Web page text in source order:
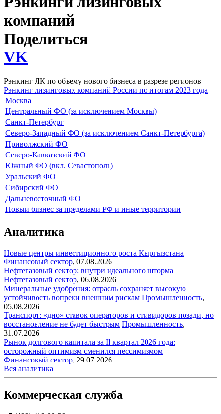
компаний
Поделиться
VK
Рэнкинг ЛК по объему нового бизнеса в разрезе регионов
Рэнкинг лизинговых компаний России по итогам 2023 года
Москва
Центральный ФО (за исключением Москвы)
Санкт-Петербург
Северо-Западный ФО (за исключением Санкт-Петербурга)
Приволжский ФО
Северо-Кавказский ФО
Южный ФО (вкл. Севастополь)
Уральский ФО
Сибирский ФО
Дальневосточный ФО
Новый бизнес за пределами РФ и иные территории
Аналитика
Новые центры инвестиционного роста Кыргызстана
Финансовый сектор, 07.08.2026
Нефтегазовый сектор: внутри идеального шторма
Нефтегазовый сектор, 06.08.2026
Минеральные удобрения: отрасль сохраняет высокую
устойчивость вопреки внешним рискам Промышленность,
05.08.2026
Транспорт: «дно» ставок операторов и стивидоров позади, но
восстановление не будет быстрым Промышленность,
31.07.2026
Рынок долгового капитала за II квартал 2026 года:
осторожный оптимизм сменился пессимизмом
Финансовый сектор, 29.07.2026
Вся аналитика
Коммерческая служба